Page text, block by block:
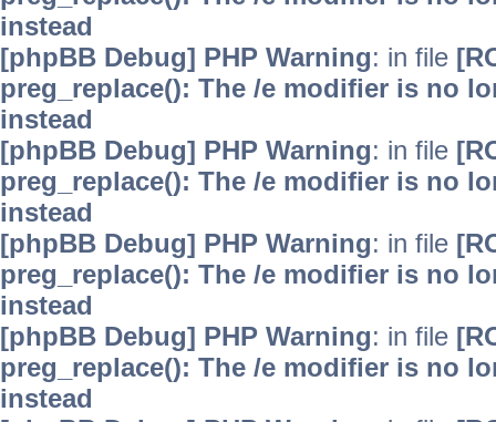
instead
[phpBB Debug] PHP Warning: in file
preg_replace(): The /e modifier is no
instead
[phpBB Debug] PHP Warning: in file
preg_replace(): The /e modifier is no
instead
[phpBB Debug] PHP Warning: in file
preg_replace(): The /e modifier is no
instead
[phpBB Debug] PHP Warning: in file
preg_replace(): The /e modifier is no
instead